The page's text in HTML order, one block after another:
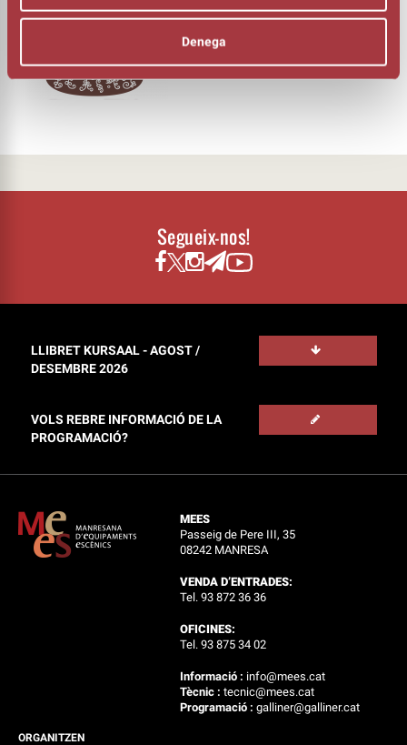
Denega
Pau Benítez
Segueix-nos!
LLIBRET KURSAAL - AGOST /
DESEMBRE 2026
VOLS REBRE INFORMACIÓ DE LA
PROGRAMACIÓ?
MEES
Passeig de Pere III, 35
08242 MANRESA
VENDA D’ENTRADES:
Tel. 93 872 36 36
OFICINES:
Tel. 93 875 34 02
Informació : info@mees.cat
Tècnic :tecnic@mees.cat
Programació :galliner@galliner.cat
ORGANITZEN